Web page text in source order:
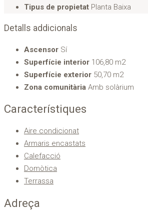
Tipus de propietat Planta Baixa
Detalls addicionals
Ascensor Sí
Superfície interior 106,80 m2
Superfície exterior 50,70 m2
Zona comunitària Amb solàrium
Característiques
Aire condicionat
Armaris encastats
Calefacció
Domòtica
Terrassa
Adreça